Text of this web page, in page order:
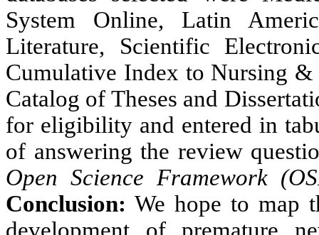
System Online, Latin
Literature, Scientific
Cumulative Index to Nursing
Catalog of Theses and
for eligibility and entered in
of answering the review
Open Science Framework
Conclusion: We hope to map